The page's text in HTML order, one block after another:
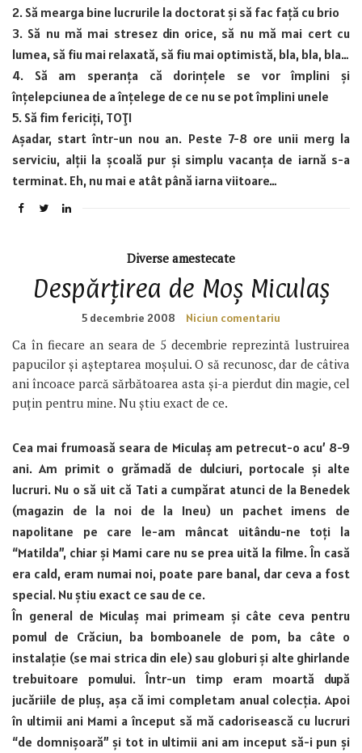
2. Să mearga bine lucrurile la doctorat și să fac față cu brio
3. Să nu mă mai stresez din orice, să nu mă mai cert cu
lumea, să fiu mai relaxată, să fiu mai optimistă, bla, bla, bla…
4. Să am speranța că dorințele se vor împlini și
înțelepciunea de a înțelege de ce nu se pot împlini unele
5. Să fim fericiți, TOȚI
Așadar, start într-un nou an. Peste 7-8 ore unii merg la
serviciu, alții la școală pur și simplu vacanța de iarnă s-a
terminat. Eh, nu mai e atât până iarna viitoare…
Diverse amestecate
Despărțirea de Moș Miculaș
5 decembrie 2008 Niciun comentariu
Ca în fiecare an seara de 5 decembrie reprezintă lustruirea
papucilor și așteptarea moșului. O să recunosc, dar de câtiva
ani încoace parcă sărbătoarea asta și-a pierdut din magie, cel
puțin pentru mine. Nu știu exact de ce.
Cea mai frumoasă seara de Miculaș am petrecut-o acu’ 8-9
ani. Am primit o grămadă de dulciuri, portocale și alte
lucruri. Nu o să uit că Tati a cumpărat atunci de la Benedek
(magazin de la noi de la Ineu) un pachet imens de
napolitane pe care le-am mâncat uitându-ne toți la
“Matilda”, chiar și Mami care nu se prea uită la filme. În casă
era cald, eram numai noi, poate pare banal, dar ceva a fost
special. Nu știu exact ce sau de ce.
În general de Miculaș mai primeam și câte ceva pentru
pomul de Crăciun, ba bomboanele de pom, ba câte o
instalație (se mai strica din ele) sau globuri și alte ghirlande
trebuitoare pomului. Într-un timp eram moartă după
jucăriile de pluș, așa că imi completam anual colecția. Apoi
în ultimii ani Mami a început să mă cadorisească cu lucruri
“de domnișoară” și tot in ultimii ani am inceput să-i pun și